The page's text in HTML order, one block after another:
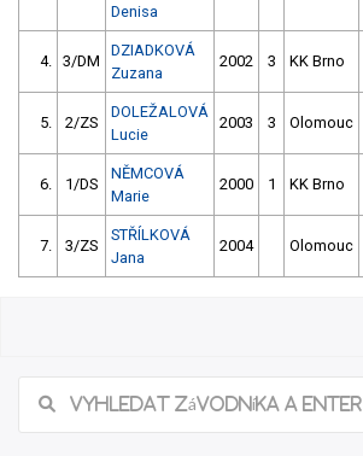
Denisa
4. 3/DM
DZIADKOVÁ
Zuzana
2002 3 KK Brno
5. 2/ZS
DOLEŽALOVÁ
Lucie
2003 3 Olomouc
6. 1/DS
NĚMCOVÁ
Marie
2000 1 KK Brno
7. 3/ZS
STŘÍLKOVÁ
Jana
2004 Olomouc